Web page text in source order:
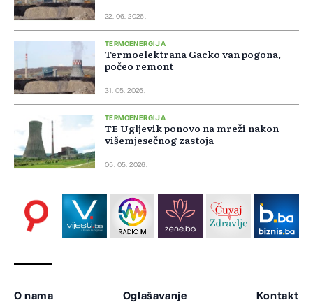
22. 06. 2026.
TERMOENERGIJA
Termoelektrana Gacko van pogona,
počeo remont
31. 05. 2026.
TERMOENERGIJA
TE Ugljevik ponovo na mreži nakon
višemjesečnog zastoja
05. 05. 2026.
O nama Oglašavanje Kontakt